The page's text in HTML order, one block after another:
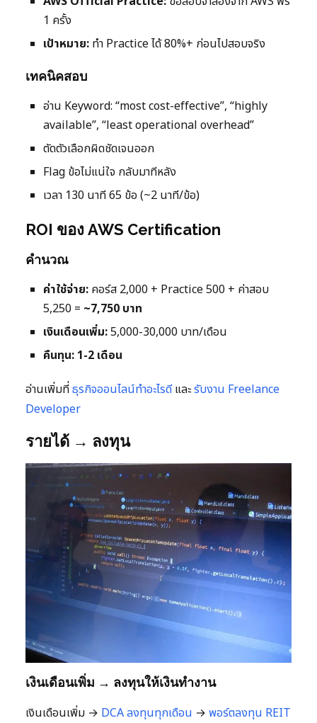
1 ครั้ง
เป้าหมาย: ทำ Practice ได้ 80%+ ก่อนไปสอบจริง
เทคนิคสอบ
อ่าน Keyword: “most cost-effective”, “highly
available”, “least operational overhead”
ตัดตัวเลือกผิดชัดเจนออก
Flag ข้อไม่แน่ใจ กลับมาทีหลัง
เวลา 130 นาที 65 ข้อ (~2 นาที/ข้อ)
ROI ของ AWS Certification
คำนวณ
ค่าใช้จ่าย: คอร์ส 2,000 + Practice 500 + ค่าสอบ
5,250 = ~7,750 บาท
เงินเดือนเพิ่ม:5,000-30,000 บาท/เดือน
คืนทุน: 1-2 เดือน
อ่านเพิ่มที่ธุรกิจออนไลน์ทำอะไรดีและรับงาน Freelance
Developer
รายได้ → ลงทุน
เงินเดือนเพิ่ม → ลงทุนให้เงินทำงาน
เงินเดือนเพิ่ม → DCA ลงทุนทุกเดือน → พอร์ตลงทุน REIT